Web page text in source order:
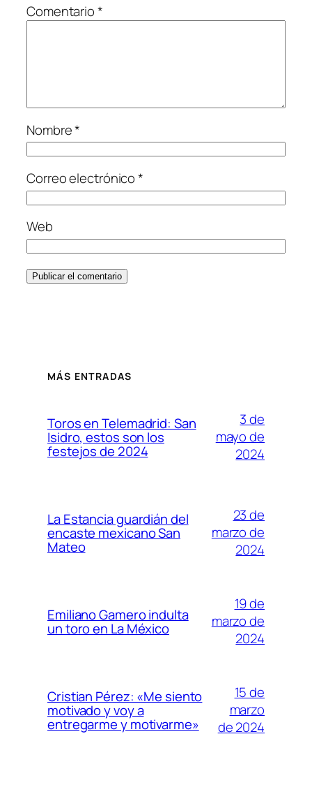
Comentario*
Nombre*
Correo electrónico*
Web
MÁS ENTRADAS
Toros en Telemadrid: San
Isidro, estos son los
festejos de 2024
3 de
mayo de
2024
La Estancia guardián del
encaste mexicano San
Mateo
23 de
marzo de
2024
Emiliano Gamero indulta
un toro en La México
19 de
marzo de
2024
Cristian Pérez: «Me siento
motivado y voy a
entregarme y motivarme»
15 de
marzo
de 2024